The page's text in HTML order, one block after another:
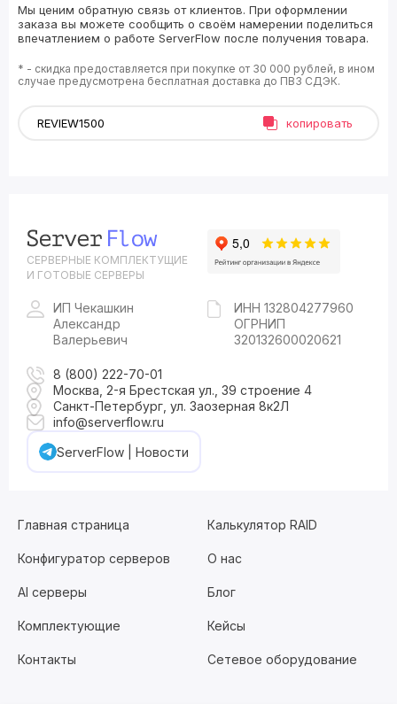
Мы ценим обратную связь от клиентов. При оформлении
заказа вы можете сообщить о своём намерении поделиться
впечатлением о работе ServerFlow после получения товара.
* - скидка предоставляется при покупке от 30 000 рублей, в ином
случае предусмотрена бесплатная доставка до ПВЗ СДЭК.
копировать
СЕРВЕРНЫЕ КОМПЛЕКТУЩИЕ
И ГОТОВЫЕ СЕРВЕРЫ
ИП Чекашкин
Александр
Валерьевич
ИНН 132804277960
ОГРНИП
320132600020621
8 (800) 222-70-01
Москва, 2-я Брестская ул., 39 строение 4
Санкт-Петербург, ул. Заозерная 8к2Л
info@serverflow.ru
ServerFlow | Новости
Главная страница Калькулятор RAID
Конфигуратор серверов О нас
AI серверы Блог
Комплектующие Кейсы
Контакты Сетевое оборудование